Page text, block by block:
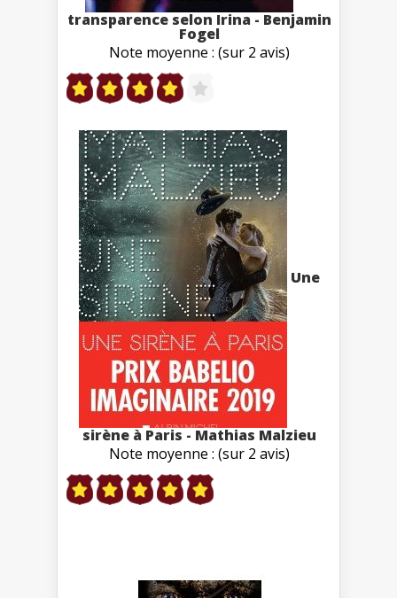
transparence selon Irina - Benjamin
Fogel
Note moyenne : (sur 2 avis)
Une
sirène à Paris - Mathias Malzieu
Note moyenne : (sur 2 avis)